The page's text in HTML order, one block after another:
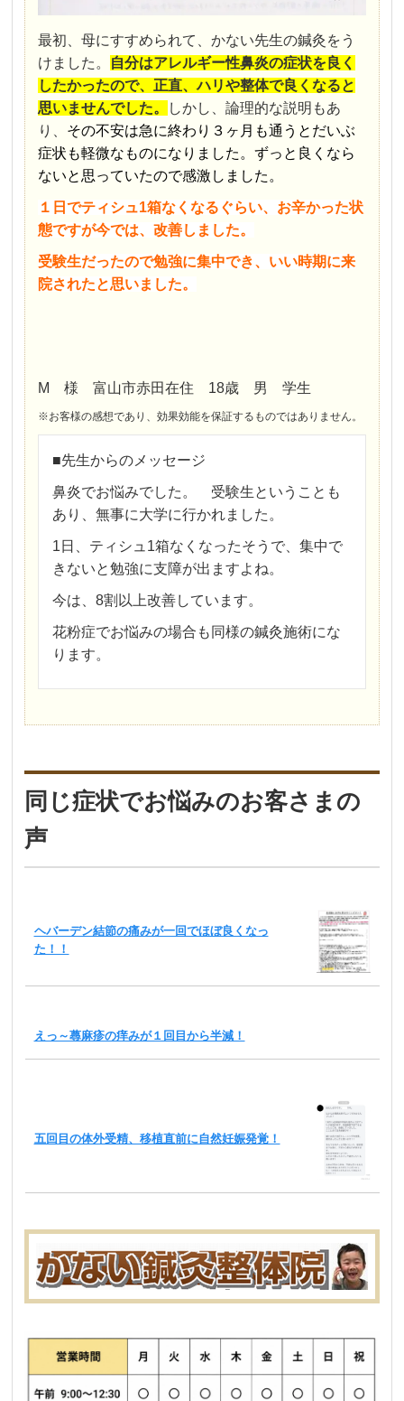
最初、母にすすめられて、かない先生の鍼灸をう
けました。
自分はアレルギー性鼻炎の症状を良く
したかったので、正直、ハリや整体で良くなると
思いませんでした。
しかし、論理的な説明もあ
り、 その不安は急に終わり３ヶ月も通うとだいぶ
症状も軽微なものになりました。ずっと良くなら
ないと思っていたので感激しました。
１日でティシュ1箱なくなるぐらい、お辛かった状
態ですが今では、改善しました。
受験生だったので勉強に集中でき、いい時期に来
院されたと思いました。
M 様 富山市赤田在住 18歳 男 学生
※お客様の感想であり、効果効能を保証するものではありません。
■先生からのメッセージ
鼻炎でお悩みでした。 受験生ということも
あり、無事に大学に行かれました。
1日、ティシュ1箱なくなったそうで、集中で
きないと勉強に支障が出ますよね。
今は、8割以上改善しています。
花粉症でお悩みの場合も同様の鍼灸施術にな
ります。
同じ症状でお悩みのお客さまの
声
ヘバーデン結節の痛みが一回でほぼ良くなっ
た！！
えっ～蕁麻疹の痒みが１回目から半減！
五回目の体外受精、移植直前に自然妊娠発覚！